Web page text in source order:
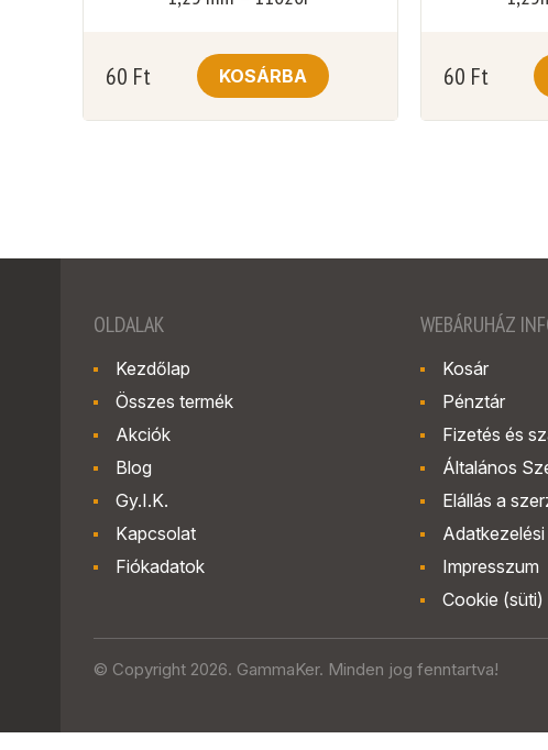
60 Ft KOSÁRBA 60 Ft
OLDALAK
Kezdőlap
Összes termék
Akciók
Blog
Gy.I.K.
Kapcsolat
Fiókadatok
WEBÁRUHÁZ
Kosár
Pénztár
Fizetés és
Általános
Elállás a
Impresszum
Cookie (süti)
© Copyright 2026. GammaKer. Minden jog fenntartva!